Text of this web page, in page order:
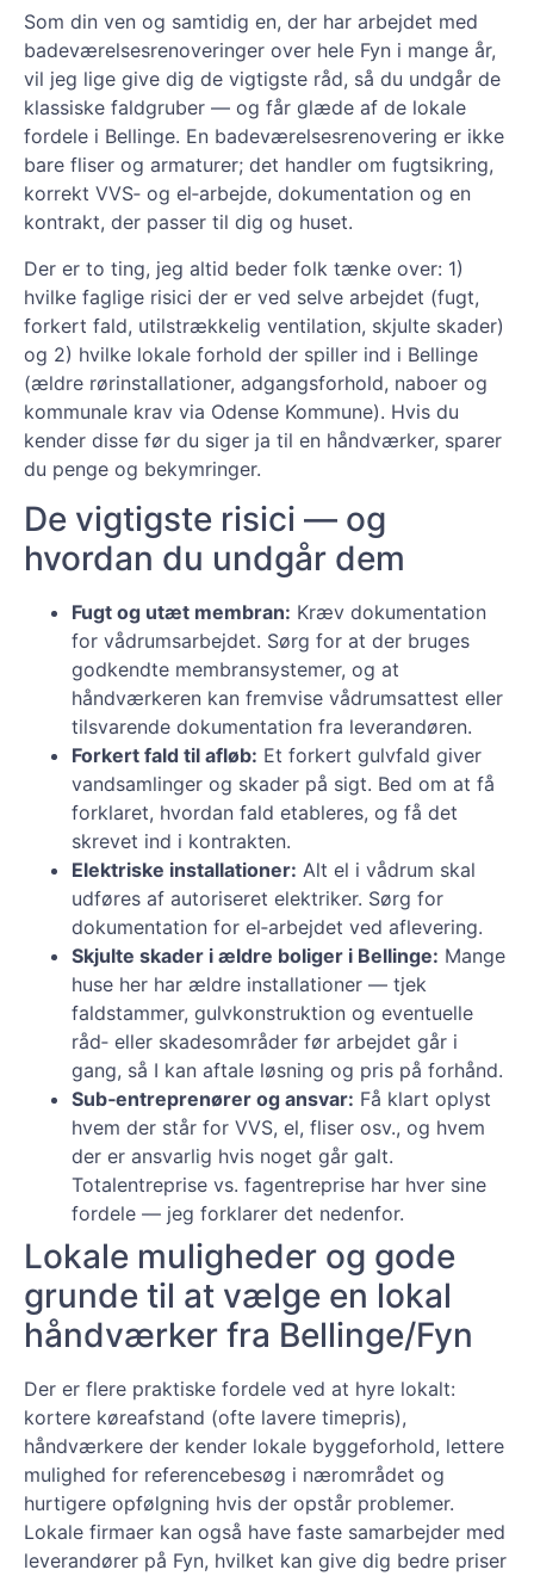
Som din ven og samtidig en, der har arbejdet med
badeværelsesrenoveringer over hele Fyn i mange år,
vil jeg lige give dig de vigtigste råd, så du undgår de
klassiske faldgruber — og får glæde af de lokale
fordele i Bellinge. En badeværelsesrenovering er ikke
bare fliser og armaturer; det handler om fugtsikring,
korrekt VVS‑ og el‑arbejde, dokumentation og en
kontrakt, der passer til dig og huset.
Der er to ting, jeg altid beder folk tænke over: 1)
hvilke faglige risici der er ved selve arbejdet (fugt,
forkert fald, utilstrækkelig ventilation, skjulte skader)
og 2) hvilke lokale forhold der spiller ind i Bellinge
(ældre rørinstallationer, adgangsforhold, naboer og
kommunale krav via Odense Kommune). Hvis du
kender disse før du siger ja til en håndværker, sparer
du penge og bekymringer.
De vigtigste risici — og
hvordan du undgår dem
Fugt og utæt membran: Kræv dokumentation
for vådrumsarbejdet. Sørg for at der bruges
godkendte membransystemer, og at
håndværkeren kan fremvise vådrumsattest eller
tilsvarende dokumentation fra leverandøren.
Forkert fald til afløb: Et forkert gulvfald giver
vandsamlinger og skader på sigt. Bed om at få
forklaret, hvordan fald etableres, og få det
skrevet ind i kontrakten.
Elektriske installationer: Alt el i vådrum skal
udføres af autoriseret elektriker. Sørg for
dokumentation for el‑arbejdet ved aflevering.
Skjulte skader i ældre boliger i Bellinge: Mange
huse her har ældre installationer — tjek
faldstammer, gulvkonstruktion og eventuelle
råd‑ eller skadesområder før arbejdet går i
gang, så I kan aftale løsning og pris på forhånd.
Sub‑entreprenører og ansvar: Få klart oplyst
hvem der står for VVS, el, fliser osv., og hvem
der er ansvarlig hvis noget går galt.
Totalentreprise vs. fagentreprise har hver sine
fordele — jeg forklarer det nedenfor.
Lokale muligheder og gode
grunde til at vælge en lokal
håndværker fra Bellinge/Fyn
Der er flere praktiske fordele ved at hyre lokalt:
kortere køreafstand (ofte lavere timepris),
håndværkere der kender lokale byggeforhold, lettere
mulighed for referencebesøg i nærområdet og
hurtigere opfølgning hvis der opstår problemer.
Lokale firmaer kan også have faste samarbejder med
leverandører på Fyn, hvilket kan give dig bedre priser